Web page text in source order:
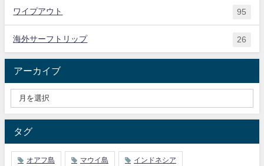
ワイプアウト 95
海外サーフトリップ 26
アーカイブ
タグ
オアフ島 マウイ島 インドネシア